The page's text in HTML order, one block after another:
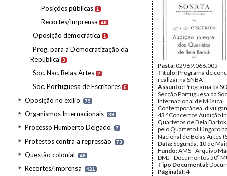
Posições públicas 1
Recortes/Imprensa 49
Oposição democrática 1
Prog. para a Democratização da
República
3
Soc. Nac. Belas Artes 2
Soc. Portuguesa de Escritores 6
Oposição no exílio 79
Organismos Internacionais 89
Processo Humberto Delgado 7
Protestos contra a repressão 73
Questão colonial 48
Recortes/Imprensa 421
Pasta:02969.066.005
Título:Programa de
realizar na SNBA
Assunto:Programa da
Secção Portuguesa da
Internacional de Música
Contemporânea,
43.º Concertos Audição
Quartetos de Bela
pelo Quarteto Húngaro
Nacional de Belas Artes
Data:Segunda, 10 de
Fundo:AMS - Arquivo
DMJ - Documentos 50º
Tipo Documental:
Página(s):4